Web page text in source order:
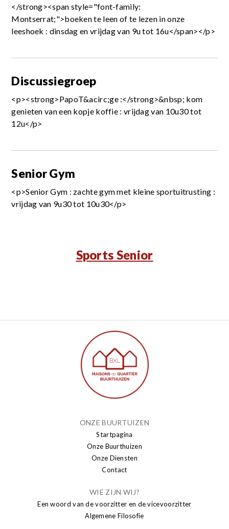
</strong><span style="font-family:
Montserrat;">boeken te leen of te lezen in onze
leeshoek : dinsdag en vrijdag van 9u tot 16u</span></p>
Discussiegroep
<p><strong>PapoT&acirc;ge :</strong>&nbsp; kom
genieten van een kopje koffie : vrijdag van 10u30 tot
12u</p>
Senior Gym
<p>Senior Gym : zachte gym met kleine sportuitrusting :
vrijdag van 9u30 tot 10u30</p>
Sports Senior
ONZE BUURTUIZEN
Startpagina
Onze Buurthuizen
Onze Diensten
Contact
WIE ZIJN WIJ?
Een woord van de voorzitter en de vicevoorzitter
Algemene Filosofie